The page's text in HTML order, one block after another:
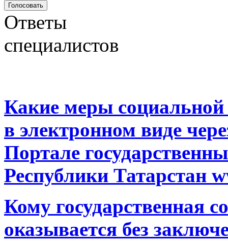
Ответы
специалистов
Какие меры
в электронном виде
Портале
Республики Татарстан
Кому государственная
оказывается без